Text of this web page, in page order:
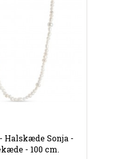
Halskæde Sonja -
- 100 cm.